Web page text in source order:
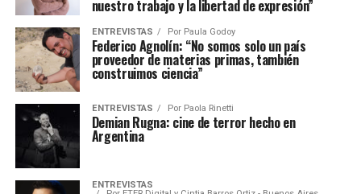
nuestro trabajo y la libertad de expresión”
ENTREVISTAS Por Paula Godoy
Federico Agnolín: “No somos solo un país
proveedor de materias primas, también
construimos ciencia”
ENTREVISTAS Por Paola Rinetti
Demian Rugna: cine de terror hecho en
Argentina
ENTREVISTAS